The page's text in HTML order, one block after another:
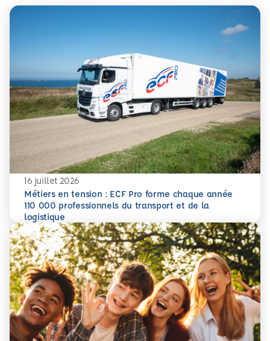
16 juillet 2026
Métiers en tension : ECF Pro forme chaque année
110 000 professionnels du transport et de la
logistique
En savoir plus
Métiers en tension : ECF Pro forme chaque année 110